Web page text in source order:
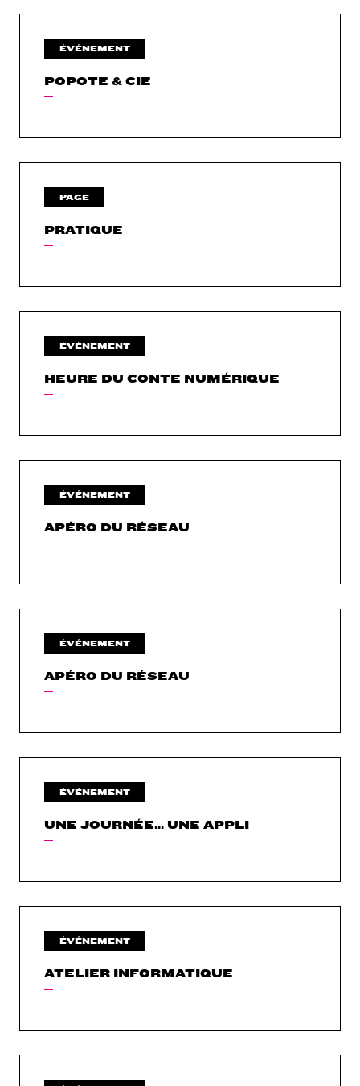
ÉVÉNEMENT
POPOTE & CIE
PAGE
PRATIQUE
ÉVÉNEMENT
HEURE DU CONTE NUMÉRIQUE
ÉVÉNEMENT
APÉRO DU RÉSEAU
ÉVÉNEMENT
APÉRO DU RÉSEAU
ÉVÉNEMENT
UNE JOURNÉE... UNE APPLI
ÉVÉNEMENT
ATELIER INFORMATIQUE